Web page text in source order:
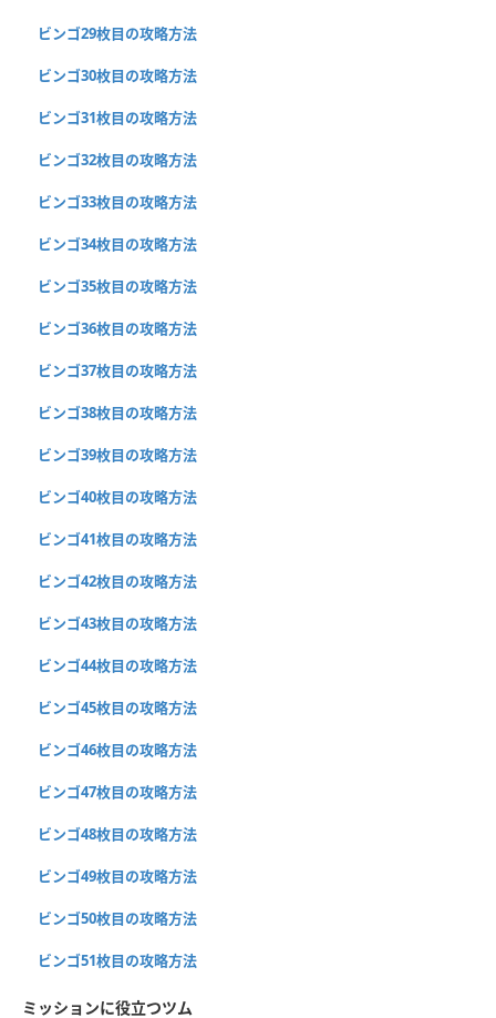
ビンゴ29枚目の攻略方法
ビンゴ30枚目の攻略方法
ビンゴ31枚目の攻略方法
ビンゴ32枚目の攻略方法
ビンゴ33枚目の攻略方法
ビンゴ34枚目の攻略方法
ビンゴ35枚目の攻略方法
ビンゴ36枚目の攻略方法
ビンゴ37枚目の攻略方法
ビンゴ38枚目の攻略方法
ビンゴ39枚目の攻略方法
ビンゴ40枚目の攻略方法
ビンゴ41枚目の攻略方法
ビンゴ42枚目の攻略方法
ビンゴ43枚目の攻略方法
ビンゴ44枚目の攻略方法
ビンゴ45枚目の攻略方法
ビンゴ46枚目の攻略方法
ビンゴ47枚目の攻略方法
ビンゴ48枚目の攻略方法
ビンゴ49枚目の攻略方法
ビンゴ50枚目の攻略方法
ビンゴ51枚目の攻略方法
ミッションに役立つツム